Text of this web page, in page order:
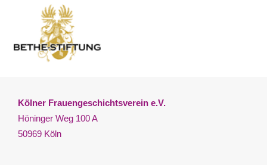
Kölner Frauengeschichtsverein e.V.
Höninger Weg 100 A
50969 Köln